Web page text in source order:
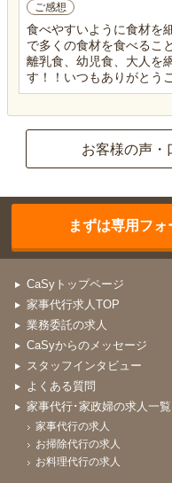
ご感想
食べやすいように食材を
で多くの食材を食べるこ
離乳食、幼児食、大人を
す！！いつもありがとう
お客様の声・
まずは専用フ
CaSyトップページ
家事代行求人TOP
業務委託の求人
CaSyからのメッセージ
スタッフインタビュー
よくある質問
家事代行･家政婦の求人一覧
家事代行の求人
お掃除代行の求人
お料理代行の求人